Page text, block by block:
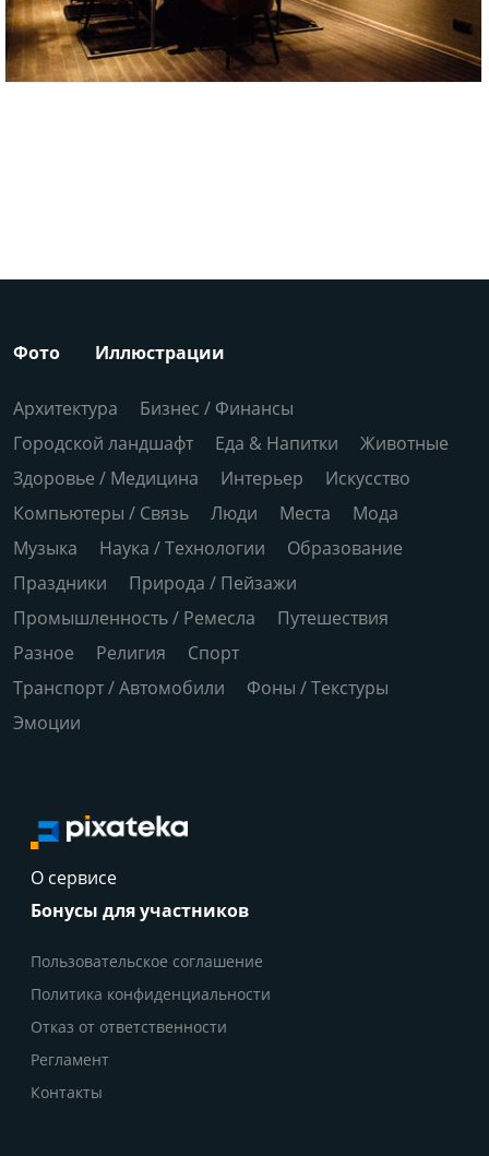
Фото Иллюстрации
Архитектура
Бизнес / Финансы
Городской ландшафт
Еда & Напитки
Животные
Здоровье / Медицина
Интерьер
Искусство
Компьютеры / Связь
Люди Места
Мода
Музыка
Наука / Технологии
Образование
Праздники
Природа / Пейзажи
Промышленность / Ремесла
Путешествия
Разное
Религия
Спорт
Транспорт / Автомобили
Фоны / Текстуры
Эмоции
О сервисе
Бонусы для участников
Пользовательское соглашение
Политика конфиденциальности
Отказ от ответственности
Регламент
Контакты